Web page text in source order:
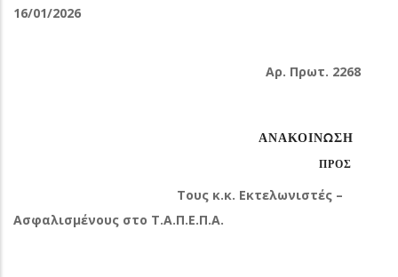
16/01/2026
Αρ. Πρωτ. 2268
ΑΝΑΚΟΙΝΩΣΗ
ΠΡΟΣ
Τους κ.κ. Εκτελωνιστές –
Ασφαλισμένους στο Τ.Α.Π.Ε.Π.Α.